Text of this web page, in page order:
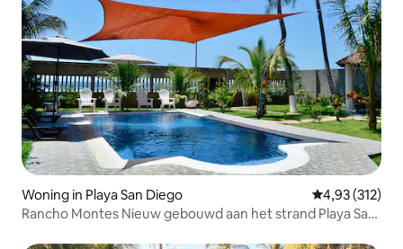
Woning in Playa San Diego Gemiddelde
4,93 (312)
Rancho Montes Nieuw gebouwd aan het strand Playa San